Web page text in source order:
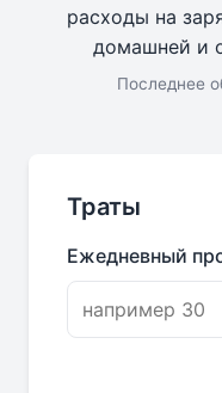
расходы на
домашней и
Последнее
Траты
Ежедневный